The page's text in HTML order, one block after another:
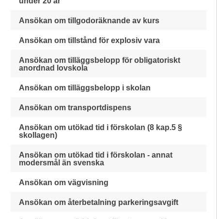
Ansökan om tillgodoräknande av kurs
Ansökan om tillstånd för explosiv vara
Ansökan om tilläggsbelopp för obligatoriskt
anordnad lovskola
Ansökan om tilläggsbelopp i skolan
Ansökan om transportdispens
Ansökan om utökad tid i förskolan (8 kap.5 §
skollagen)
Ansökan om utökad tid i förskolan - annat
modersmål än svenska
Ansökan om vägvisning
Ansökan om återbetalning parkeringsavgift